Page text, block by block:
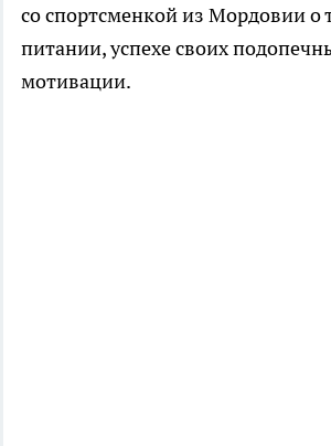
со спортсменкой из Мордовии о
питании, успехе своих
мотивации.